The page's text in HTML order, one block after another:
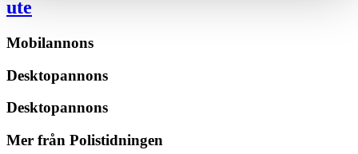
ute
Mobilannons
Desktopannons
Desktopannons
Mer från Polistidningen